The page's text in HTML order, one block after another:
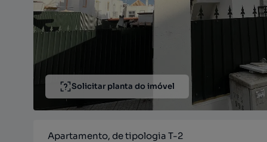
Solicitar planta do imóvel
Apartamento, de tipologia T-2